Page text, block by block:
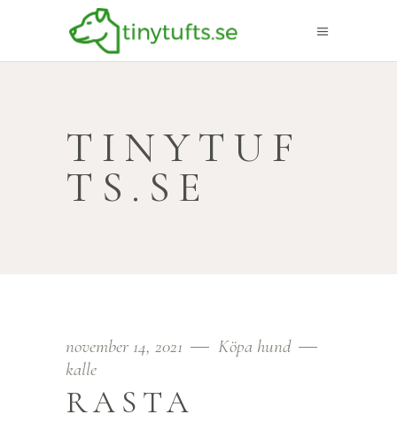
TINYTUF
TS.SE
november 14, 2021
Köpa hund
kalle
RASTA